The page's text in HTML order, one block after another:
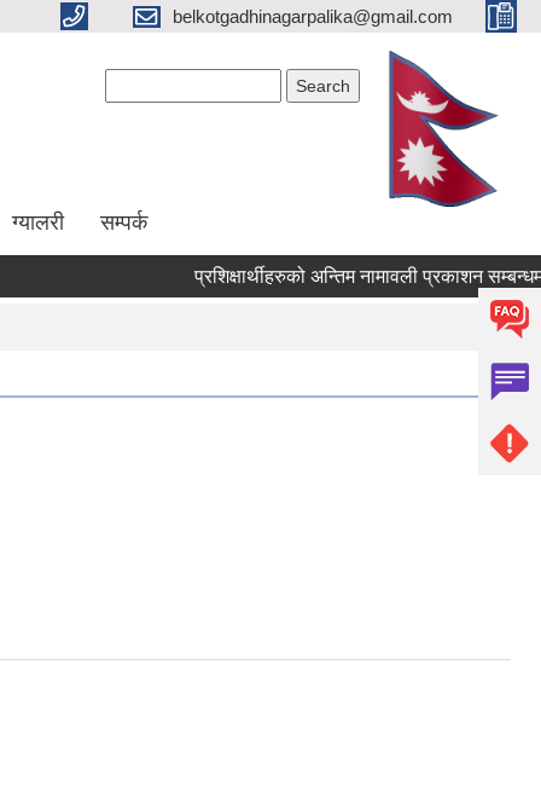
belkotgadhinagarpalika@gmail.com
ग्यालरी सम्पर्क
प्रशिक्षार्थीहरुको अन्तिम नामावली प्रकाशन सम्बन्धमा !